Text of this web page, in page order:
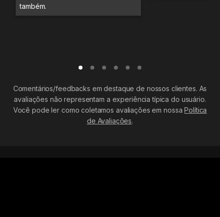
também.
Comentários/feedbacks em destaque de nossos clientes. As
avaliações não representam a experiência típica do usuário.
Você pode ler como coletamos avaliações em nossaPolítica
de Avaliações.